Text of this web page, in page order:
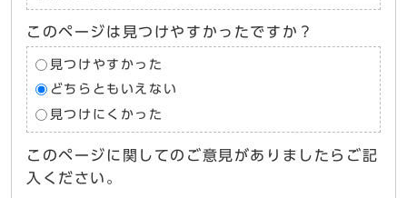
このページは見つけやすかったですか？
見つけやすかった
どちらともいえない
見つけにくかった
このページに関してのご意見がありましたらご記
入ください。